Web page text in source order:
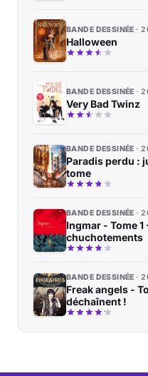
BANDE DESSINÉE
Halloween
BANDE DESSINÉE
Very Bad Twinz
BANDE DESSINÉE
Paradis perdu :
tome
BANDE DESSINÉE
Ingmar - Tome
chuchotements
BANDE DESSINÉE
Freak angels -
déchaînent !